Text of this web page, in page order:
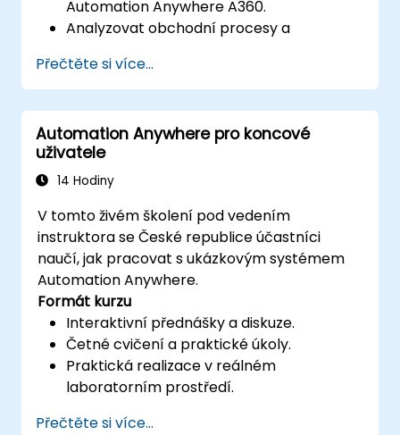
Automation Anywhere A360.
Analyzovat obchodní procesy a
využívající platformu A360.
Osvojit si pokročilé dovednosti při vývoji
robotů – kognitivní automatizaci, práci s
komponentami umělé inteligence a
integraci skriptů pro náročné
automatizační scénáře.
Přečtěte si více...
Automation Anywhere pro koncové
uživatele
14 Hodiny
V tomto živém školení pod vedením
instruktora se České republice účastníci
naučí, jak pracovat s ukázkovým systémem
Automation Anywhere.
Formát kurzu
Interaktivní přednášky a diskuze.
Četné cvičení a praktické úkoly.
Praktická realizace v reálném
laboratorním prostředí.
Přečtěte si více...